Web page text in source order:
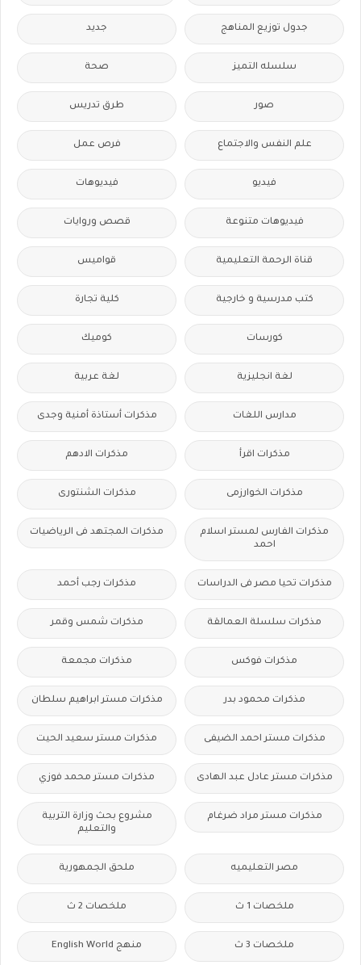
جدول توزيع المناهج جديد
سلسله التميز صحة
صور طرق تدريس
علم النفس والاجتماع فرص عمل
فيديو فيديوهات
فيديوهات متنوعة قصص وروايات
قناة الرحمة التعليمية قواميس
كتب مدرسية و خارجية كلية تجارة
كورسات كوميك
لغة انجليزية لغة عربية
مدارس اللغات مذكرات أستاذة أمنية وجدى
مذكرات اقرأ مذكرات الادهم
مذكرات الخوارزمى مذكرات الشنتورى
مذكرات الفارس لمستر اسلام
احمد
مذكرات المجتهد فى الرياضيات
مذكرات تحيا مصر فى الدراسات مذكرات رجب أحمد
مذكرات سلسلة العمالقة مذكرات شمس وقمر
مذكرات فوكس مذكرات مجمعة
مذكرات محمود بدر مذكرات مستر ابراهيم سلطان
مذكرات مستر احمد الضيفى مذكرات مستر سعيد الحيت
مذكرات مستر عادل عبد الهادى مذكرات مستر محمد فوزي
مذكرات مستر مراد ضرغام
مشروع بحث وزارة التربية
والتعليم
مصر التعليميه ملحق الجمهورية
ملخصات 1 ث ملخصات 2 ث
ملخصات 3 ث منهج English World